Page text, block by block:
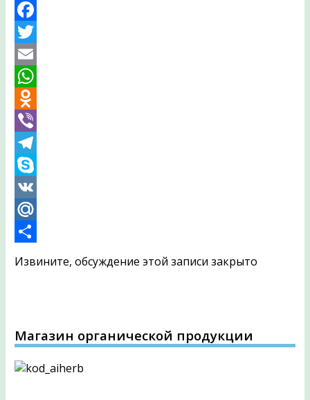
Facebook
Twitter
Email
WhatsApp
Odnoklassniki
Viber
Telegram
Skype
VK
Mail.Ru
Отправить
Извините, обсуждение этой записи закрыто
Магазин органической продукции